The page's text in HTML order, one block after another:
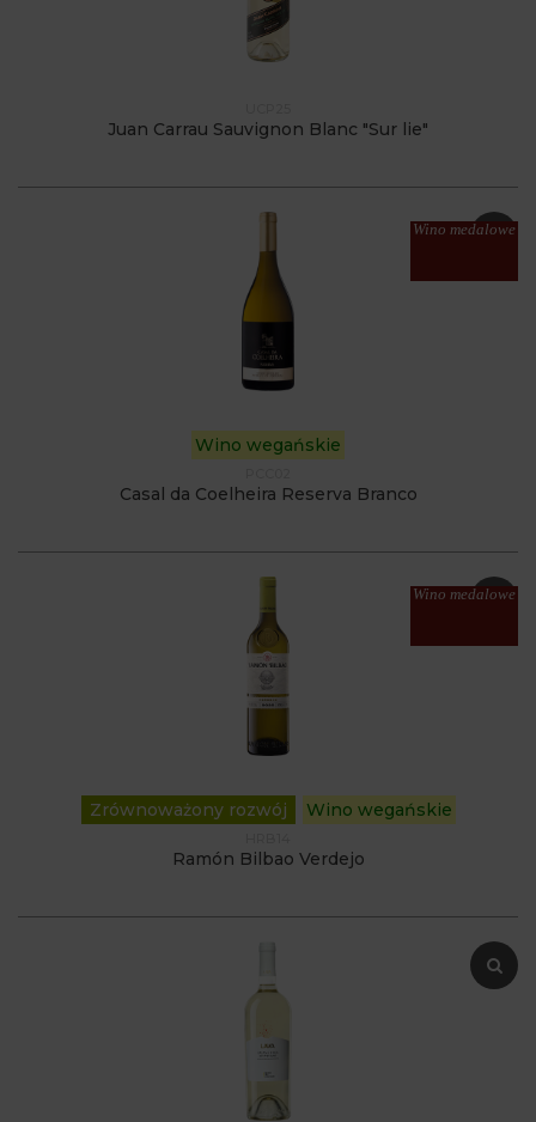
Juan Carrau Sauvignon Blanc "Sur lie"
Wino medalowe
Wino wegańskie
Casal da Coelheira Reserva Branco
Wino medalowe
Zrównoważony rozwój Wino wegańskie
Ramón Bilbao Verdejo